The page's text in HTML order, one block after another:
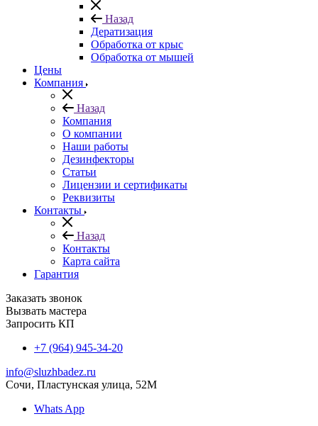
Назад
Дератизация
Обработка от крыс
Обработка от мышей
Цены
Компания
Назад
Компания
О компании
Наши работы
Дезинфекторы
Статьи
Лицензии и сертификаты
Реквизиты
Контакты
Назад
Контакты
Карта сайта
Гарантия
Заказать звонок
Вызвать мастера
Запросить КП
+7 (964) 945-34-20
info@sluzhbadez.ru
Сочи, Пластунская улица, 52М
Whats App